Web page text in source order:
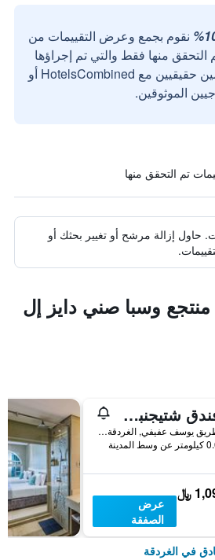
نقوم بجمع وعرض التقييمات من
التحقق منها فقط والتي تم إجراؤها
بواسطة مستخدمين حقيقيين مع HotelsCombined أو
الموثوقين.
حاول إزالة مرشح أو تغيير بحثك أو
منتجع وسبا صني دايز إل
فندق شتيجنبرجر الداو بيتش
طريق يوسف عفيفي, الغردقة, مصر
وسط المدينة
﷼
عرض
الصفقة
في الغردقة